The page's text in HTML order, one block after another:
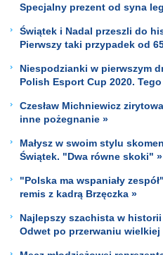
Specjalny prezent od syna
Świątek i Nadal przeszli do
Pierwszy taki przypadek od
Niespodzianki w pierwszym
Polish Esport Cup 2020.
Czesław Michniewicz
inne pożegnanie »
Małysz w swoim stylu
Świątek. "Dwa równe skoki" »
"Polska ma wspaniały
remis z kadrą Brzęczka »
Najlepszy szachista w historii
Odwet po przerwaniu wielkiej